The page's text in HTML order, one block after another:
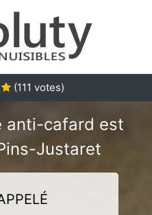
(111 votes)
anti-cafard est
Justaret